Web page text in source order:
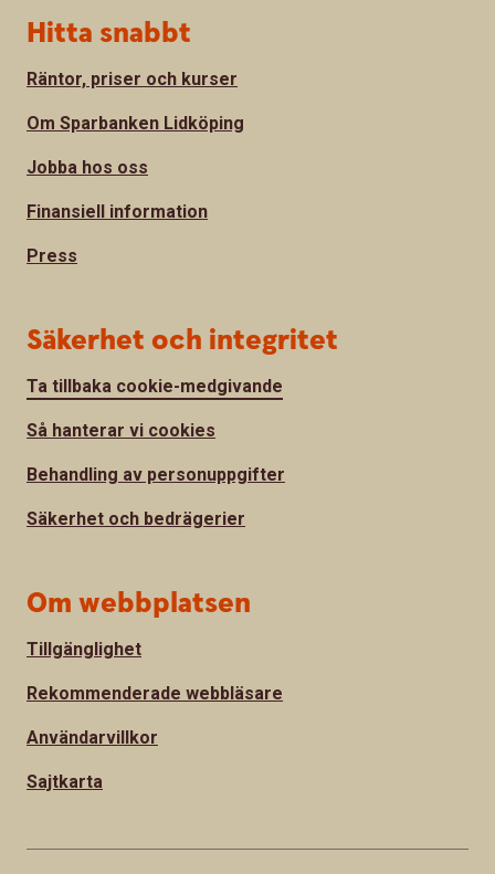
Hitta snabbt
Räntor, priser och kurser
Om Sparbanken Lidköping
Jobba hos oss
Finansiell information
Press
Säkerhet och integritet
Ta tillbaka cookie-medgivande
Så hanterar vi cookies
Behandling av personuppgifter
Säkerhet och bedrägerier
Om webbplatsen
Tillgänglighet
Rekommenderade webbläsare
Användarvillkor
Sajtkarta